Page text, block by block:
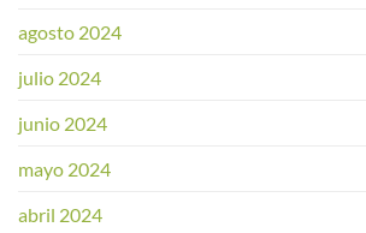
agosto 2024
julio 2024
junio 2024
mayo 2024
abril 2024